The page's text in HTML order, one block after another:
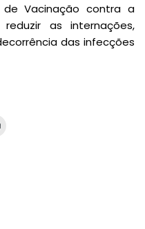
de Vacinação contra a
as internações,
das infecções